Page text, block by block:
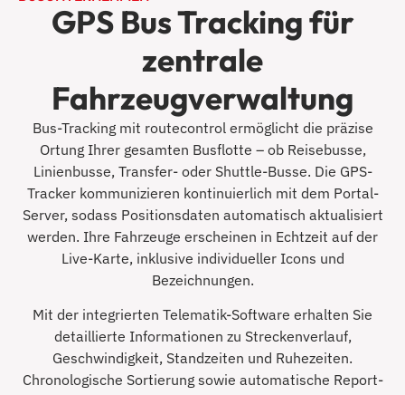
GPS Bus Tracking für
zentrale
Fahrzeugverwaltung
Bus-Tracking mit routecontrol ermöglicht die präzise
Ortung Ihrer gesamten Busflotte – ob Reisebusse,
Linienbusse, Transfer- oder Shuttle-Busse. Die GPS-
Tracker kommunizieren kontinuierlich mit dem Portal-
Server, sodass Positionsdaten automatisch aktualisiert
werden. Ihre Fahrzeuge erscheinen in Echtzeit auf der
Live-Karte, inklusive individueller Icons und
Bezeichnungen.
Mit der integrierten Telematik-Software erhalten Sie
detaillierte Informationen zu Streckenverlauf,
Geschwindigkeit, Standzeiten und Ruhezeiten.
Chronologische Sortierung sowie automatische Report-